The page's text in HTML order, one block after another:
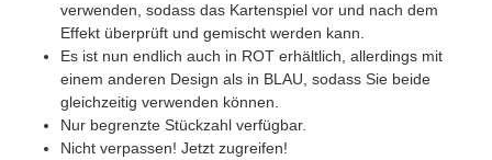
verwenden, sodass das Kartenspiel vor und nach dem
Effekt überprüft und gemischt werden kann.
Es ist nun endlich auch in ROT erhältlich, allerdings mit
einem anderen Design als in BLAU, sodass Sie beide
gleichzeitig verwenden können.
Nur begrenzte Stückzahl verfügbar.
Nicht verpassen! Jetzt zugreifen!